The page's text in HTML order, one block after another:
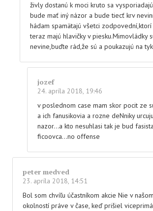
živly dostanú k moci kruto sa
bude mať iný názor a bude tiecť krv
hádam spamätajú všetci
teraz majú hlavičky v piesku.Mimovládky
nevine,buďte rád,že sú a poukazujú na
jozef
24. apríla 2018, 19:46
v poslednom case mam skor pocit ze
a ich fanusikovia a rozne deNniky
nazor…a kto nesuhlasi tak je bud
ficoovca…no offense
peter medved
23. apríla 2018, 14:51
Bol som chvíľu účastníkom akcie Nie v
okolností práve v čase, keď prišiel